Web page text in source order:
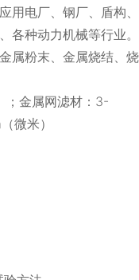
用电厂、钢厂、盾构、
各种动力机械等行业。
属粉末、金属烧结、烧
；金属网滤材：3-
微米）